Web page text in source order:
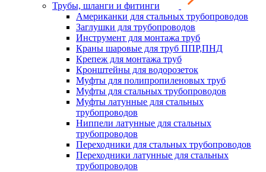
Трубы, шланги и фитинги
Американки для стальных трубопроводов
Заглушки для трубопроводов
Инструмент для монтажа труб
Краны шаровые для труб ППР,ПНД
Крепеж для монтажа труб
Кронштейны для водорозеток
Муфты для полипропиленовых труб
Муфты для стальных трубопроводов
Муфты латунные для стальных
трубопроводов
Ниппели латунные для стальных
трубопроводов
Переходники для стальных трубопроводов
Переходники латунные для стальных
трубопроводов